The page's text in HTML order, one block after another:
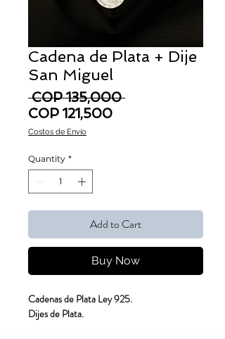
Cadena de Plata + Dije
San Miguel
COP 135,000 Regular Price
COP 121,500Sale Price
Costos de Envío
Quantity *
Add to Cart
Buy Now
Cadenas de Plata Ley 925.
Dijes de Plata.